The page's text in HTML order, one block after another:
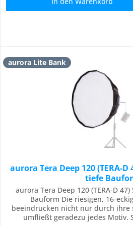
aurora Lite Bank
aurora Tera Deep 120 (TERA-
tiefe
aurora Tera Deep 120 (TERA-D
Bauform Die riesigen, 16-
beeindrucken nicht nur durch ihre
umfließt geradezu jedes Motiv.